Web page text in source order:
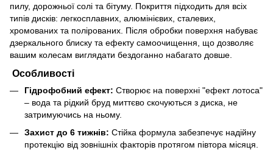
пилу, дорожньої солі та бітуму. Покриття підходить для всіх
типів дисків: легкосплавних, алюмінієвих, сталевих,
хромованих та полірованих. Після обробки поверхня набуває
дзеркального блиску та ефекту самоочищення, що дозволяє
вашим колесам виглядати бездоганно набагато довше.
Особливості
Гідрофобний ефект: Створює на поверхні "ефект лотоса"
– вода та рідкий бруд миттєво скочуються з диска, не
затримуючись на ньому.
Захист до 6 тижнів: Стійка формула забезпечує надійну
протекцію від зовнішніх факторів протягом півтора місяця.